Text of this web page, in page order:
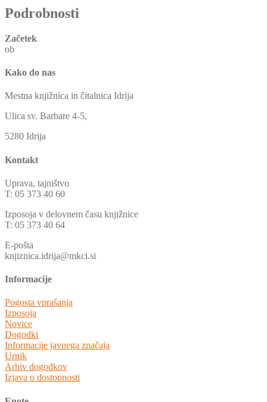
Podrobnosti
Začetek
ob
Kako do nas
Mestna knjižnica in čitalnica Idrija
Ulica sv. Barbare 4-5,
5280 Idrija
Kontakt
Uprava, tajništvo
T: 05 373 40 60
Izposoja v delovnem času knjižnice
T: 05 373 40 64
E-pošta
knjiznica.idrija@mkci.si
Informacije
Pogosta vprašanja
Izposoja
Novice
Dogodki
Informacije javnega značaja
Urnik
Arhiv dogodkov
Izjava o dostopnosti